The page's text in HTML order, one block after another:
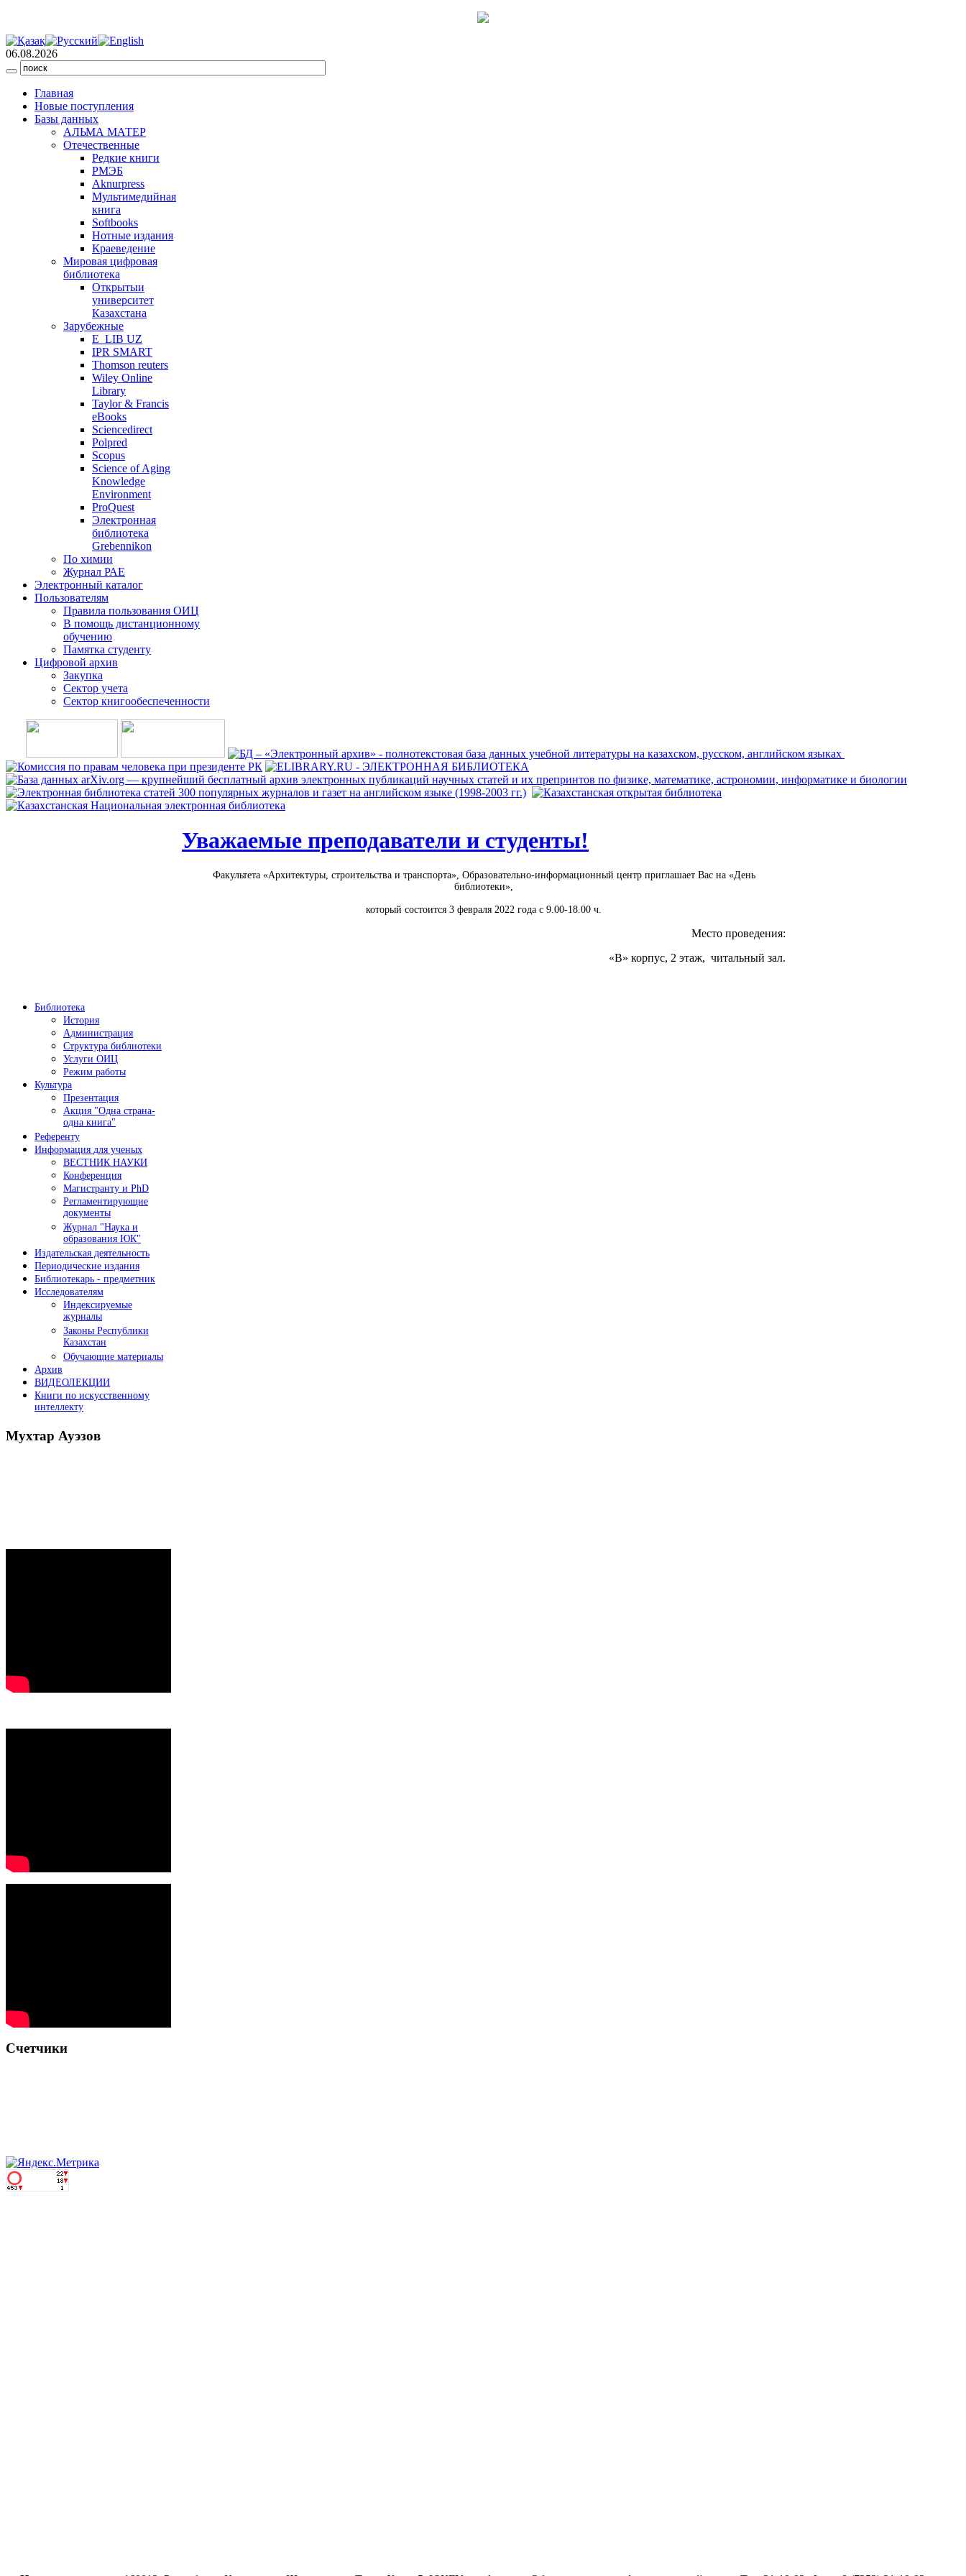
06.08.2026
Главная
Новые поступления
Базы данных
АЛЬМА МАТЕР
Отечественные
Редкие книги
РМЭБ
Аknurpress
Мультимедийная
книга
Softbooks
Нотные издания
Краеведение
Мировая цифровая
библиотека
Открытыи
университет
Казахстана
Зарубежные
E_LIB UZ
IPR SMART
Thomson reuters
Wiley Online
Library
Taylor & Francis
eBooks
Sciencedirect
Polpred
Scopus
Science of Aging
Knowledge
Environment
ProQuest
Электронная
библиотека
Grebennikon
По химии
Журнал РАЕ
Электронный каталог
Пользователям
Правила пользования ОИЦ
В помощь дистанционному
обучению
Памятка студенту
Цифровой архив
Закупка
Сектор учета
Сектор книгообеспеченности
Уважаемые преподаватели и студенты!
Факультета «Архитектуры, строительства и транспорта», Образовательно-информационный центр приглашает Вас на «День
библиотеки»,
который состоится 3 февраля 2022 года с 9.00-18.00 ч.
Место проведения:
«В» корпус, 2 этаж, читальный зал.
Библиотека
История
Администрация
Структура библиотеки
Услуги ОИЦ
Режим работы
Культура
Презентация
Акция "Одна страна-
одна книга"
Референту
Информация для ученых
ВЕСТНИК НАУКИ
Конференция
Магистранту и PhD
Регламентирующие
документы
Журнал "Наука и
образования ЮК"
Издательская деятельность
Периодические издания
Библиотекарь - предметник
Исследователям
Индексируемые
журналы
Законы Республики
Казахстан
Обучающие материалы
Архив
ВИДЕОЛЕКЦИИ
Книги по искусственному
интеллекту
Мухтар Ауэзов
Счетчики